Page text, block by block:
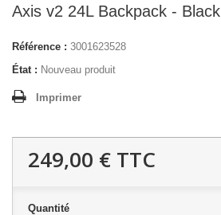
Axis v2 24L Backpack - Black
Référence : 3001623528
État : Nouveau produit
Imprimer
249,00 € TTC
Quantité